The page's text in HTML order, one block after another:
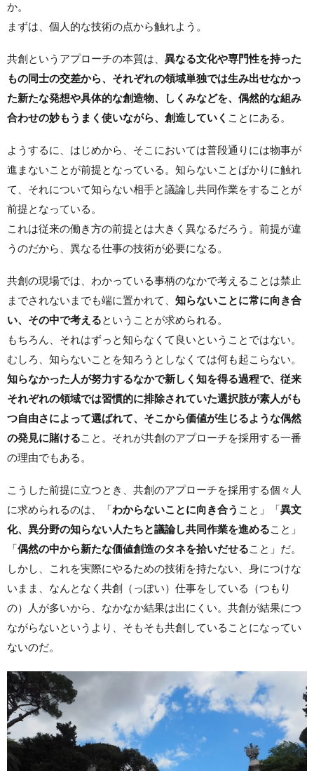
か。
まずは、個人的な技術の点から触れよう。
共創というアプローチの本質は、 異なる文化や専門性を持った
もの同士の交差から、それぞれの領域単独では生み出せなかっ
た新たな発想や具体的な創造物、しくみなどを、偶然的な組み
合わせの妙もうまく使いながら、創造していく ことにある。
ようするに、はじめから、そこにおいては普段通りには物事が
進まないことが前提となっている。知らないことばかりに触れ
て、それについて知らない相手と議論し共同作業をすることが
前提となっている。
これは従来の働き方の前提とは大きく異なるだろう。前提が違
うのだから、異なる仕事の技術が必要になる。
共創の現場では、わかっている事柄のなかで考えることは禁止
までされないまでも端に置かれて、 知らないことに常に向き合
い、その中で考えるということが求められる。
もちろん、それはずっと知らなくて良いということではない。
むしろ、知らないことを知ろうとしなくては何も起こらない。
知らなかった人が努力するなかで新しく知を得る過程で、従来
それぞれの領域では習慣的に排除されていた選択肢が素人がも
つ自由さによって選ばれて、そこから価値が生じるような偶然
の発見に賭けること。それが共創のアプローチを採用する一番
の理由でもある。
こうした前提に立つとき、共創のアプローチを採用する個々人
に求められるのは、「わからないことに向き合う こと」「異文
化、異分野の知らない人たちと議論し共同作業を進めること」
「偶然の中から新たな価値創造のタネを拾いだせること」だ。
しかし、これを実際にやるための技術を持たない、身につけな
いまま、なんとなく共創（っぽい）仕事をしている（つもり
の）人が多いから、なかなか結果は出にくい。共創が結果につ
ながらないというより、そもそも共創していることになってい
ないのだ。